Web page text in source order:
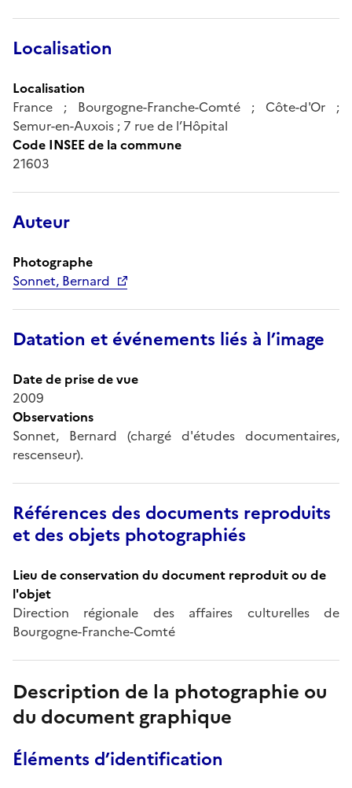
Localisation
Localisation
France ; Bourgogne-Franche-Comté ; Côte-d'Or ;
Semur-en-Auxois ; 7 rue de l’Hôpital
Code INSEE de la commune
21603
Auteur
Photographe
Sonnet, Bernard
Datation et événements liés à l’image
Date de prise de vue
2009
Observations
Sonnet, Bernard (chargé d'études documentaires,
rescenseur).
Références des documents reproduits
et des objets photographiés
Lieu de conservation du document reproduit ou de
l'objet
Direction régionale des affaires culturelles de
Bourgogne-Franche-Comté
Description de la photographie ou
du document graphique
Éléments d’identification